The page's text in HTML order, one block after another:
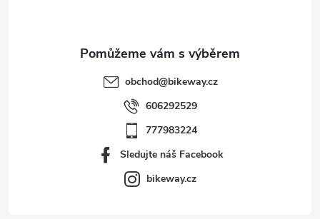
obchod@bikeway.cz
606292529
777983224
Sledujte náš Facebook
bikeway.cz